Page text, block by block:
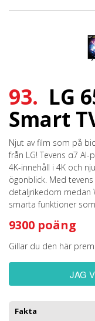
93. LG
Smart
Njut av film som på
från LG! Tevens α7
4K-innehåll i 4K och
ögonblick. Med
detaljrikedom medan
smarta funktioner
9300 poäng
Gillar du den här
JAG
Fakta